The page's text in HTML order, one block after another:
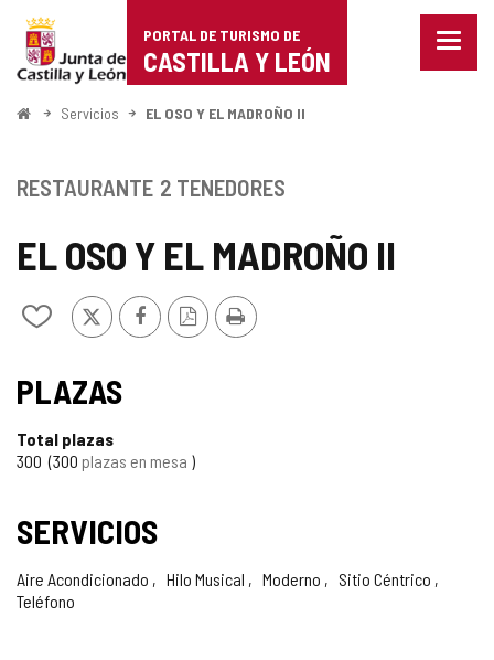
Portal
de
Turismo
Castilla
León
PORTAL DE TURISMO DE
CASTILLA Y LEÓN
Menu
InicioServicios EL OSO Y EL MADROÑO II
EL OSO Y EL MADROÑO II
Añadir/quitar
cuadernos
X FacebookVersión
PDF
Imprimir
RESTAURANTE 2 TENEDORES
PLAZAS
Total plazas
300 300 plazas en mesa
SERVICIOS
Aire Acondicionado Hilo Musical Moderno
Sitio Céntrico
Teléfono